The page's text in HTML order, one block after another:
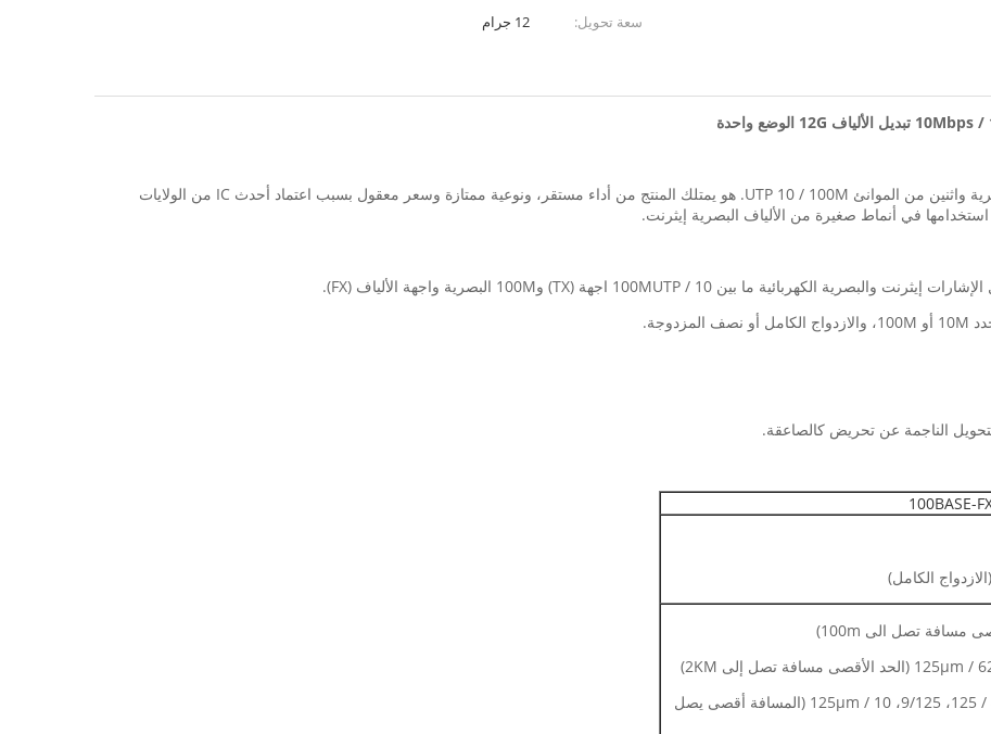
سعة تحويل:
12 جرام
يوفر OFS-SF1T4 سلسلة واحدة 100M الموانئ الألياف البصرية واثنين من الموانئ UTP 10 / 100M. هو يمتلك المنتج من أداء مستقر، ونوعية ممتازة وسعر معقول بسبب اعتماد أحدث IC من الولايات
استخدامها في أنماط صغيرة من الألياف البصرية إيثرنت.
الناجمة عن تحريض كالصاعقة.
الألياف (المفردة): 8/125، 8.7 / 125، 9/125، 10 / 125μm (المسافة أقصى يصل